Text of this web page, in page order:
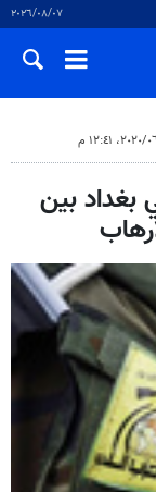
٠٧‏/٠٨‏/٢٠٢٦
بغداد بين